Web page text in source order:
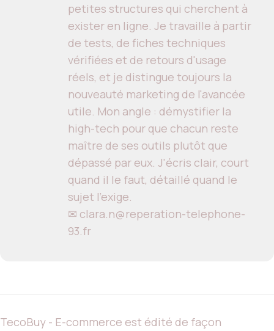
petites structures qui cherchent à
exister en ligne. Je travaille à partir
de tests, de fiches techniques
vérifiées et de retours d'usage
réels, et je distingue toujours la
nouveauté marketing de l'avancée
utile. Mon angle : démystifier la
high-tech pour que chacun reste
maître de ses outils plutôt que
dépassé par eux. J'écris clair, court
quand il le faut, détaillé quand le
sujet l'exige.
✉ clara.n@reperation-telephone-
93.fr
TecoBuy - E-commerce est édité de façon